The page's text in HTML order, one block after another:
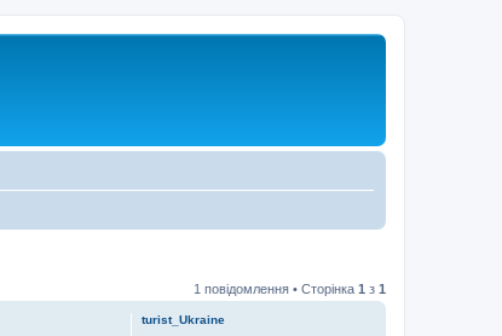
1 повідомлення • Сторінка 1 з 1
turist_Ukraine